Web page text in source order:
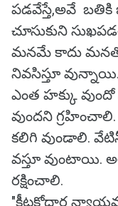
పడవేస్తే,అవే
చూసుకుని
మనమే కాదు మనతో
నివసిస్తూ
ఎంత హక్కు
వుందని
కలిగి వుండాలి.
వస్తూ
రక్షించాలి.
"కీటకోద్ధార